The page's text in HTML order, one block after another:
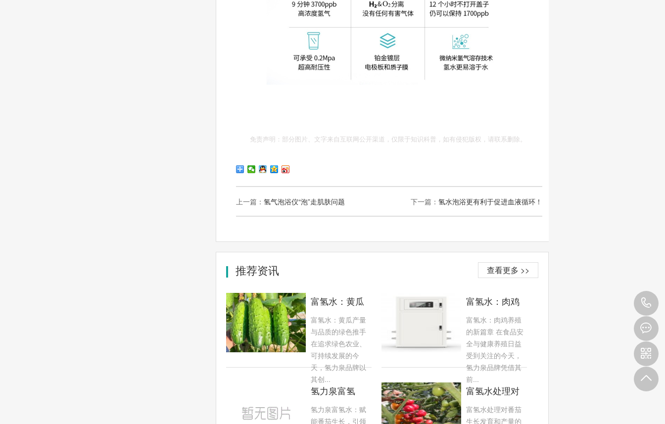
免责声明：部分图片、文字来自互联网公开渠道，仅限于知识科普，如有侵犯版权，请联系删除。
上一篇：氢气泡浴仪“泡”走肌肤问题 下一篇： 氢水泡浴更有利于促进血液循环！
查看更多 >>
推荐资讯
富氢水：黄瓜
产量与品质的
绿色推手
富氢水：黄瓜产量
与品质的绿色推手
在追求绿色农业、
可持续发展的今
天，氢力泉品牌以
其创...
富氢水：肉鸡
养殖的新篇章
富氢水：肉鸡养殖
的新篇章 在食品安
全与健康养殖日益
受到关注的今天，
氢力泉品牌凭借其
前...
氢力泉富氢
水：赋能番茄
氢力泉富氢水：赋
能番茄生长，引领
富氢水处理对
番茄生长发育
富氢水处理对番茄
生长发育和产量的